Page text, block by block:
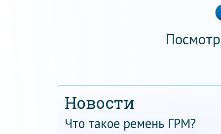
Новости
Что такое ремень ГРМ?